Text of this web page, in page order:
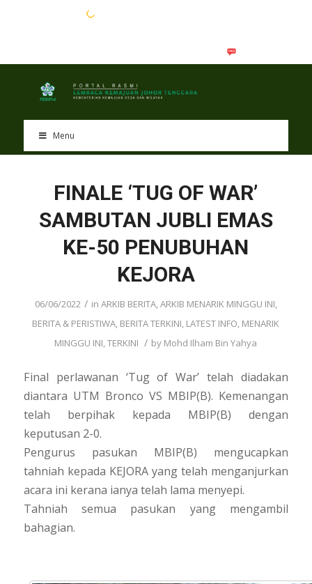
Menu
FINALE ‘TUG OF WAR’
SAMBUTAN JUBLI EMAS
KE-50 PENUBUHAN
KEJORA
06/06/2022 / in ARKIB BERITA,ARKIB MENARIK MINGGU INI,
BERITA & PERISTIWA, BERITA TERKINI, LATEST INFO, MENARIK
MINGGU INI,TERKINI / by Mohd Ilham Bin Yahya
Final perlawanan ‘Tug of War’ telah diadakan
diantara UTM Bronco VS MBIP(B). Kemenangan
telah berpihak kepada MBIP(B) dengan
keputusan 2-0.
Pengurus pasukan MBIP(B) mengucapkan
tahniah kepada KEJORA yang telah menganjurkan
acara ini kerana ianya telah lama menyepi.
Tahniah semua pasukan yang mengambil
bahagian.